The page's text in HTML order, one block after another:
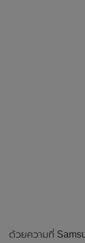
ด้วยความที่